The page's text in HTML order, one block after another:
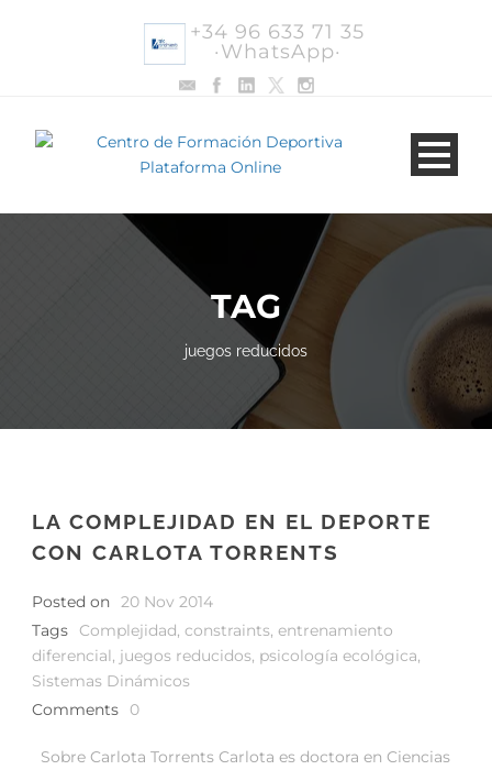
+34 96 633 71 35
·WhatsApp·
TAG
juegos reducidos
LA COMPLEJIDAD EN EL DEPORTE
CON CARLOTA TORRENTS
Posted on 20 Nov 2014
Tags
Complejidad, constraints, entrenamiento
diferencial, juegos reducidos, psicología ecológica,
Sistemas Dinámicos
Comments
0
Sobre Carlota Torrents Carlota es doctora en Ciencias